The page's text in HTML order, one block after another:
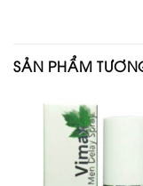
SẢN PHẨM